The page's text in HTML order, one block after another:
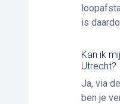
is
Kan ik
Utrecht?
Ja, via
ben je